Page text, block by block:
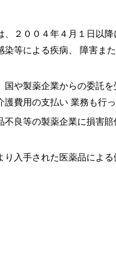
２００４年４月１日以
染等による疾病、 障害ま
国や製薬企業からの委託
費用の支払い 業務も行っ
良等の製薬企業に損害
入手された医薬品によ